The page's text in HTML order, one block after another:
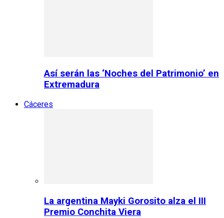
Así serán las ‘Noches del Patrimonio’ en
Extremadura
Cáceres
La argentina Mayki Gorosito alza el III
Premio Conchita Viera